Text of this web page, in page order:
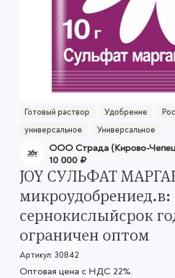
Готовый раствор Удобрение
универсальное
Универсальное
ООО Страда (Кирово-
10 000 ₽
JOY СУЛЬФАТ
сернокислыйсрок
ограничен оптом
Артикул: 30842
Оптовая цена с НДС 22%.